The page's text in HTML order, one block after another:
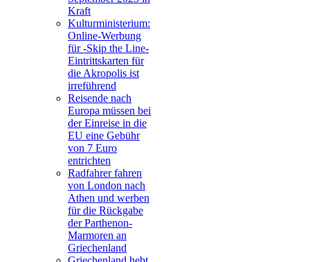
Kraft
Kulturministerium:
Online-Werbung
für -Skip the Line-
Eintrittskarten für
die Akropolis ist
irreführend
Reisende nach
Europa müssen bei
der Einreise in die
EU eine Gebühr
von 7 Euro
entrichten
Radfahrer fahren
von London nach
Athen und werben
für die Rückgabe
der Parthenon-
Marmoren an
Griechenland